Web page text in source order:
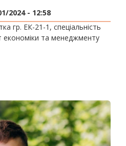
2024 - 12:58
гр. ЕК-21-1, спеціальність
економіки та менеджменту